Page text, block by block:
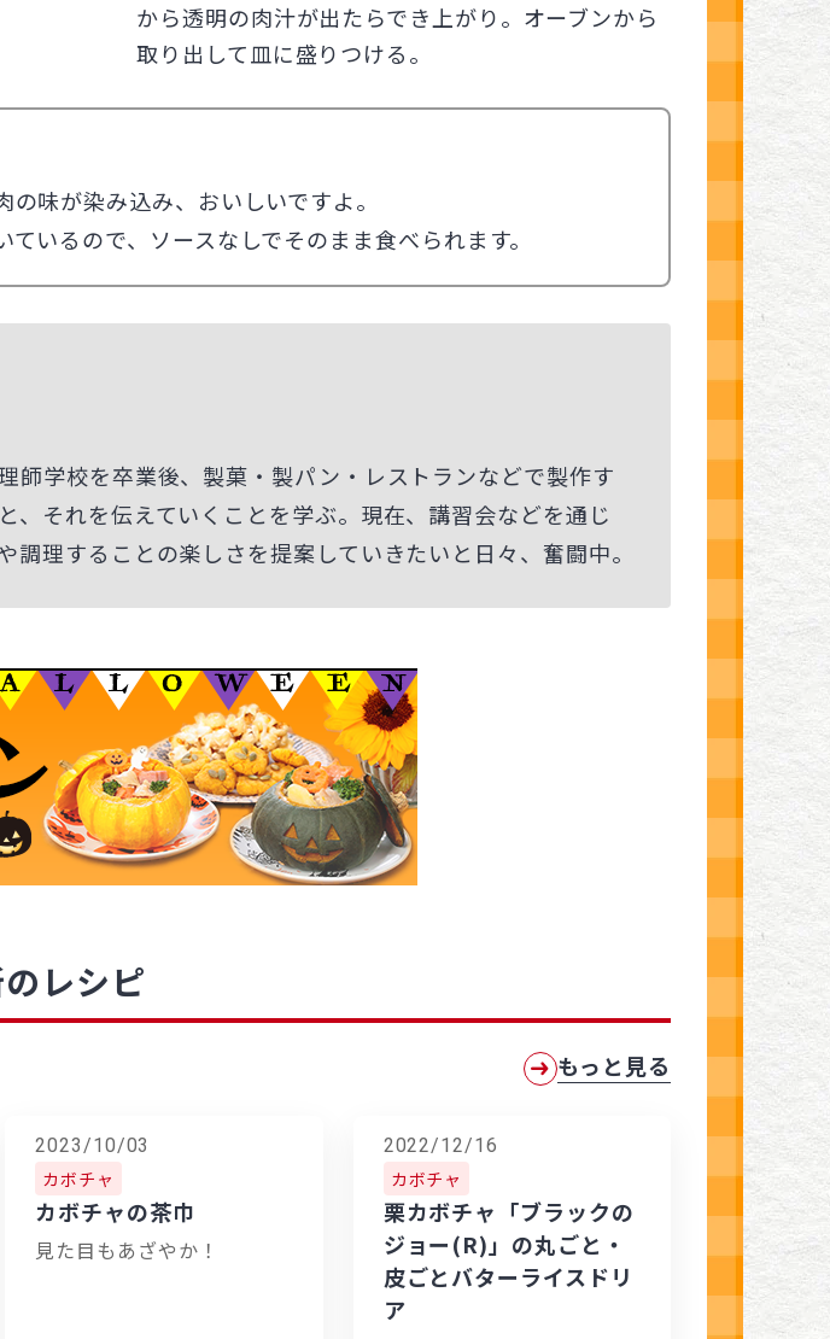
から透明の肉汁が出たらでき上がり。オーブンから
取り出して皿に盛りつける。
味が染み込み、おいしいですよ。
いるので、ソースなしでそのまま食べられます。
師学校を卒業後、製菓・製パン・レストランなどで製作す
、それを伝えていくことを学ぶ。現在、講習会などを通じ
調理することの楽しさを提案していきたいと日々、奮闘中。
レシピ
もっと見る
2023/10/03
カボチャ
カボチャの茶巾
見た目もあざやか！
2022/12/16
カボチャ
栗カボチャ「ブラックの
ジョー(R)」の丸ごと・
皮ごとバターライスドリ
ア